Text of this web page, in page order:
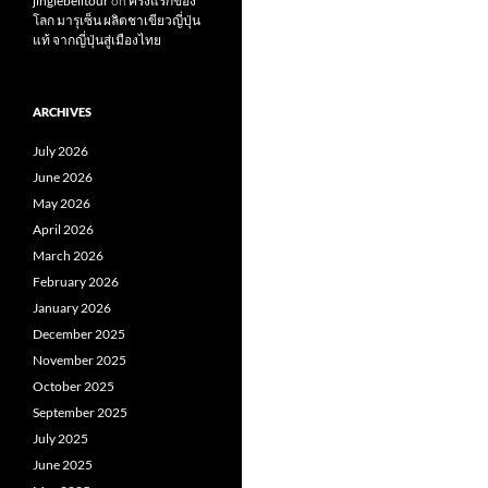
โลก มารุเซ็น ผลิตชาเขียวญี่ปุ่น
แท้ จากญี่ปุ่นสู่เมืองไทย
ARCHIVES
July 2026
June 2026
May 2026
April 2026
March 2026
February 2026
January 2026
December 2025
November 2025
October 2025
September 2025
July 2025
June 2025